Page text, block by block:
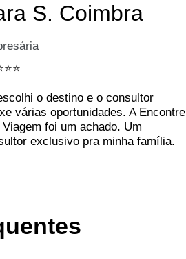
S. Coimbra
o destino e o consultor
várias oportunidades. A Encontre
Viagem foi um achado. Um
exclusivo pra minha família.